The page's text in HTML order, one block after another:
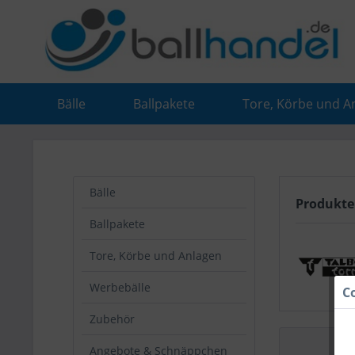
Bälle Ballpakete Tore, Körbe und
Bälle
Ballpakete
Tore, Körbe und Anlagen
Werbebälle
Zubehör
Angebote & Schnäppchen